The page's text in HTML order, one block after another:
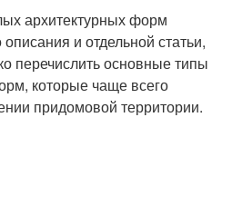
архитектурных форм
и отдельной статьи,
перечислить основные типы
которые чаще всего
придомовой территории.